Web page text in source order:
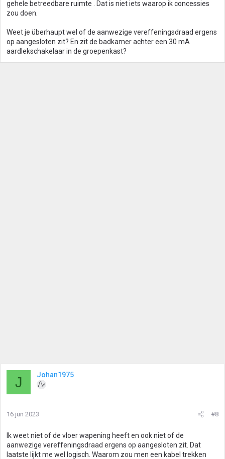
gehele betreedbare ruimte . Dat is niet iets waarop ik concessies
zou doen.
Weet je überhaupt wel of de aanwezige vereffeningsdraad ergens
op aangesloten zit? En zit de badkamer achter een 30 mA
aardlekschakelaar in de groepenkast?
J Johan1975
16 jun 2023 #8
Ik weet niet of de vloer wapening heeft en ook niet of de
aanwezige vereffeningsdraad ergens op aangesloten zit. Dat
laatste lijkt me wel logisch. Waarom zou men een kabel trekken